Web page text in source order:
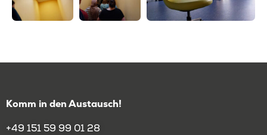
Komm in den Austausch!
+49 151 59 99 01 28